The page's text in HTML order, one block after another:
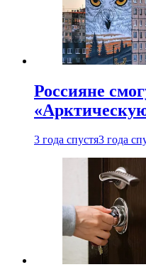
Россияне
3 года спустя3 года